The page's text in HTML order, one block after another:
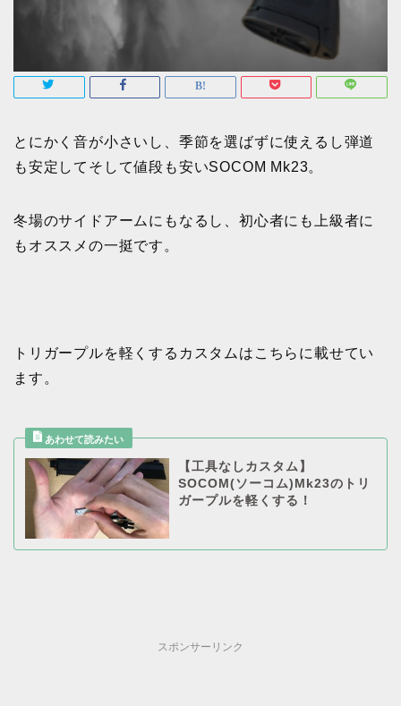
とにかく音が小さいし、季節を選ばずに使えるし弾道
も安定してそして値段も安いSOCOM Mk23。
冬場のサイドアームにもなるし、初心者にも上級者に
もオススメの一挺です。
トリガープルを軽くするカスタムはこちらに載せてい
ます。
【工具なしカスタム】
SOCOM(ソーコム)Mk23のトリ
ガープルを軽くする！
スポンサーリンク